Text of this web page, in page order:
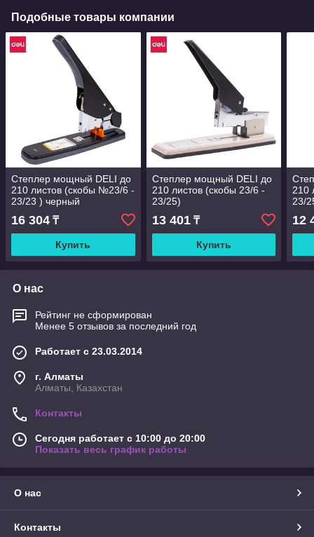
Подобные товары компании
Степлер мощный DELI до
210 листов (скобы №23/6 -
23/23 ) черный
16 304 ₸
Купить
Степлер мощный DELI до
210 листов (скобы 23/6 -
23/25)
13 401₸
Купить
210
23/
12
О нас
Рейтинг не сформирован
Менее 5 отзывов за последний год
Работает с 23.03.2014
г. Алматы
Алматы, Казахстан
Контакты
Сегодня работает с 10:00 до 20:00
Показать весь график работы
О нас
Контакты